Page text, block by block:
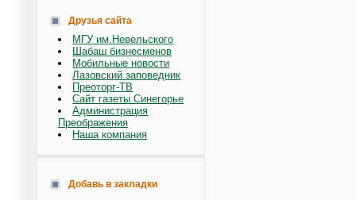
Друзья сайта
МГУ им.Невельского
Шабаш бизнесменов
Мобильные новости
Лазовский заповедник
Преоторг-ТВ
Сайт газеты Синегорье
Администрация
Преображения
Наша компания
Добавь в закладки